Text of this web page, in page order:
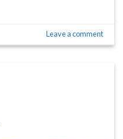
Leave a comment